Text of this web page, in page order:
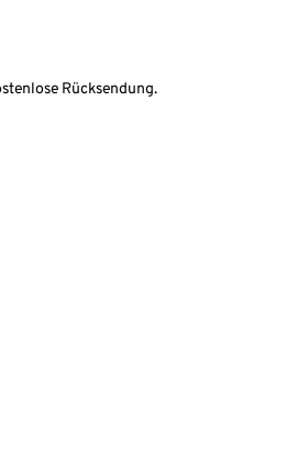
Rücksendung.